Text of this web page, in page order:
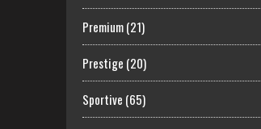
Premium(21)
Prestige (20)
Sportive (65)